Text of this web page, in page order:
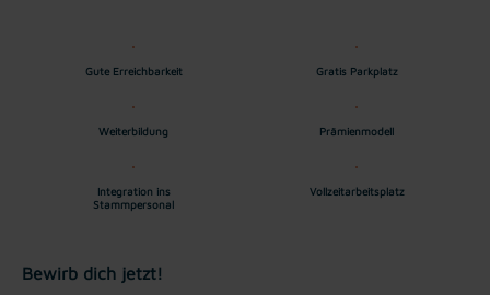
Gute Erreichbarkeit Gratis Parkplatz
Weiterbildung Prämienmodell
Integration ins
Stammpersonal
Vollzeitarbeitsplatz
Bewirb dich jetzt!